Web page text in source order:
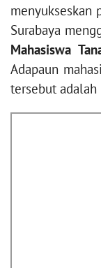
menyukseskan
Surabaya
Mahasiswa
Adapaun
tersebut adalah